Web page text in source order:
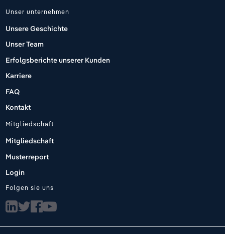
Unser unternehmen
Unsere Geschichte
Unser Team
Erfolgsberichte unserer Kunden
Karriere
FAQ
Kontakt
Mitgliedschaft
Mitgliedschaft
Musterreport
Login
Folgen sie uns